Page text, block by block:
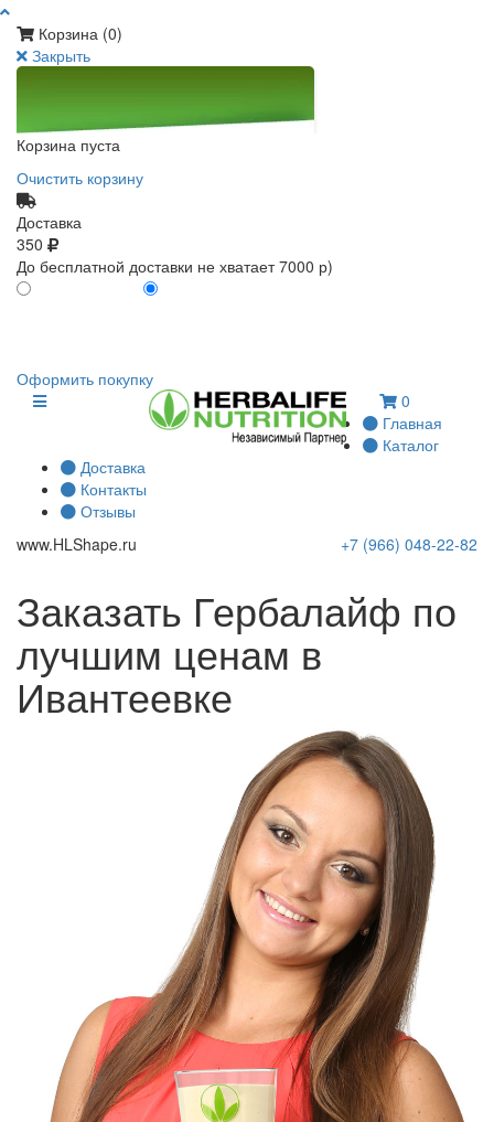
Корзина (0)
Закрыть
Корзина пуста
Очистить корзину
Доставка
350
До бесплатной доставки не хватает 7000 р)
Оформить покупку
0
Главная
Каталог
Доставка
Контакты
Отзывы
www.HLShape.ru +7 (966) 048-22-82
Заказать Гербалайф по
лучшим ценам в
Ивантеевке